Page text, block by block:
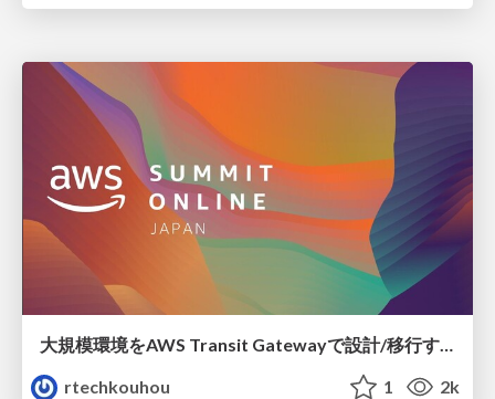
大規模環境をAWS Transit Gatewayで設計/移行する前に考える3つのポイントと移行への挑戦
rtechkouhou
1 2k